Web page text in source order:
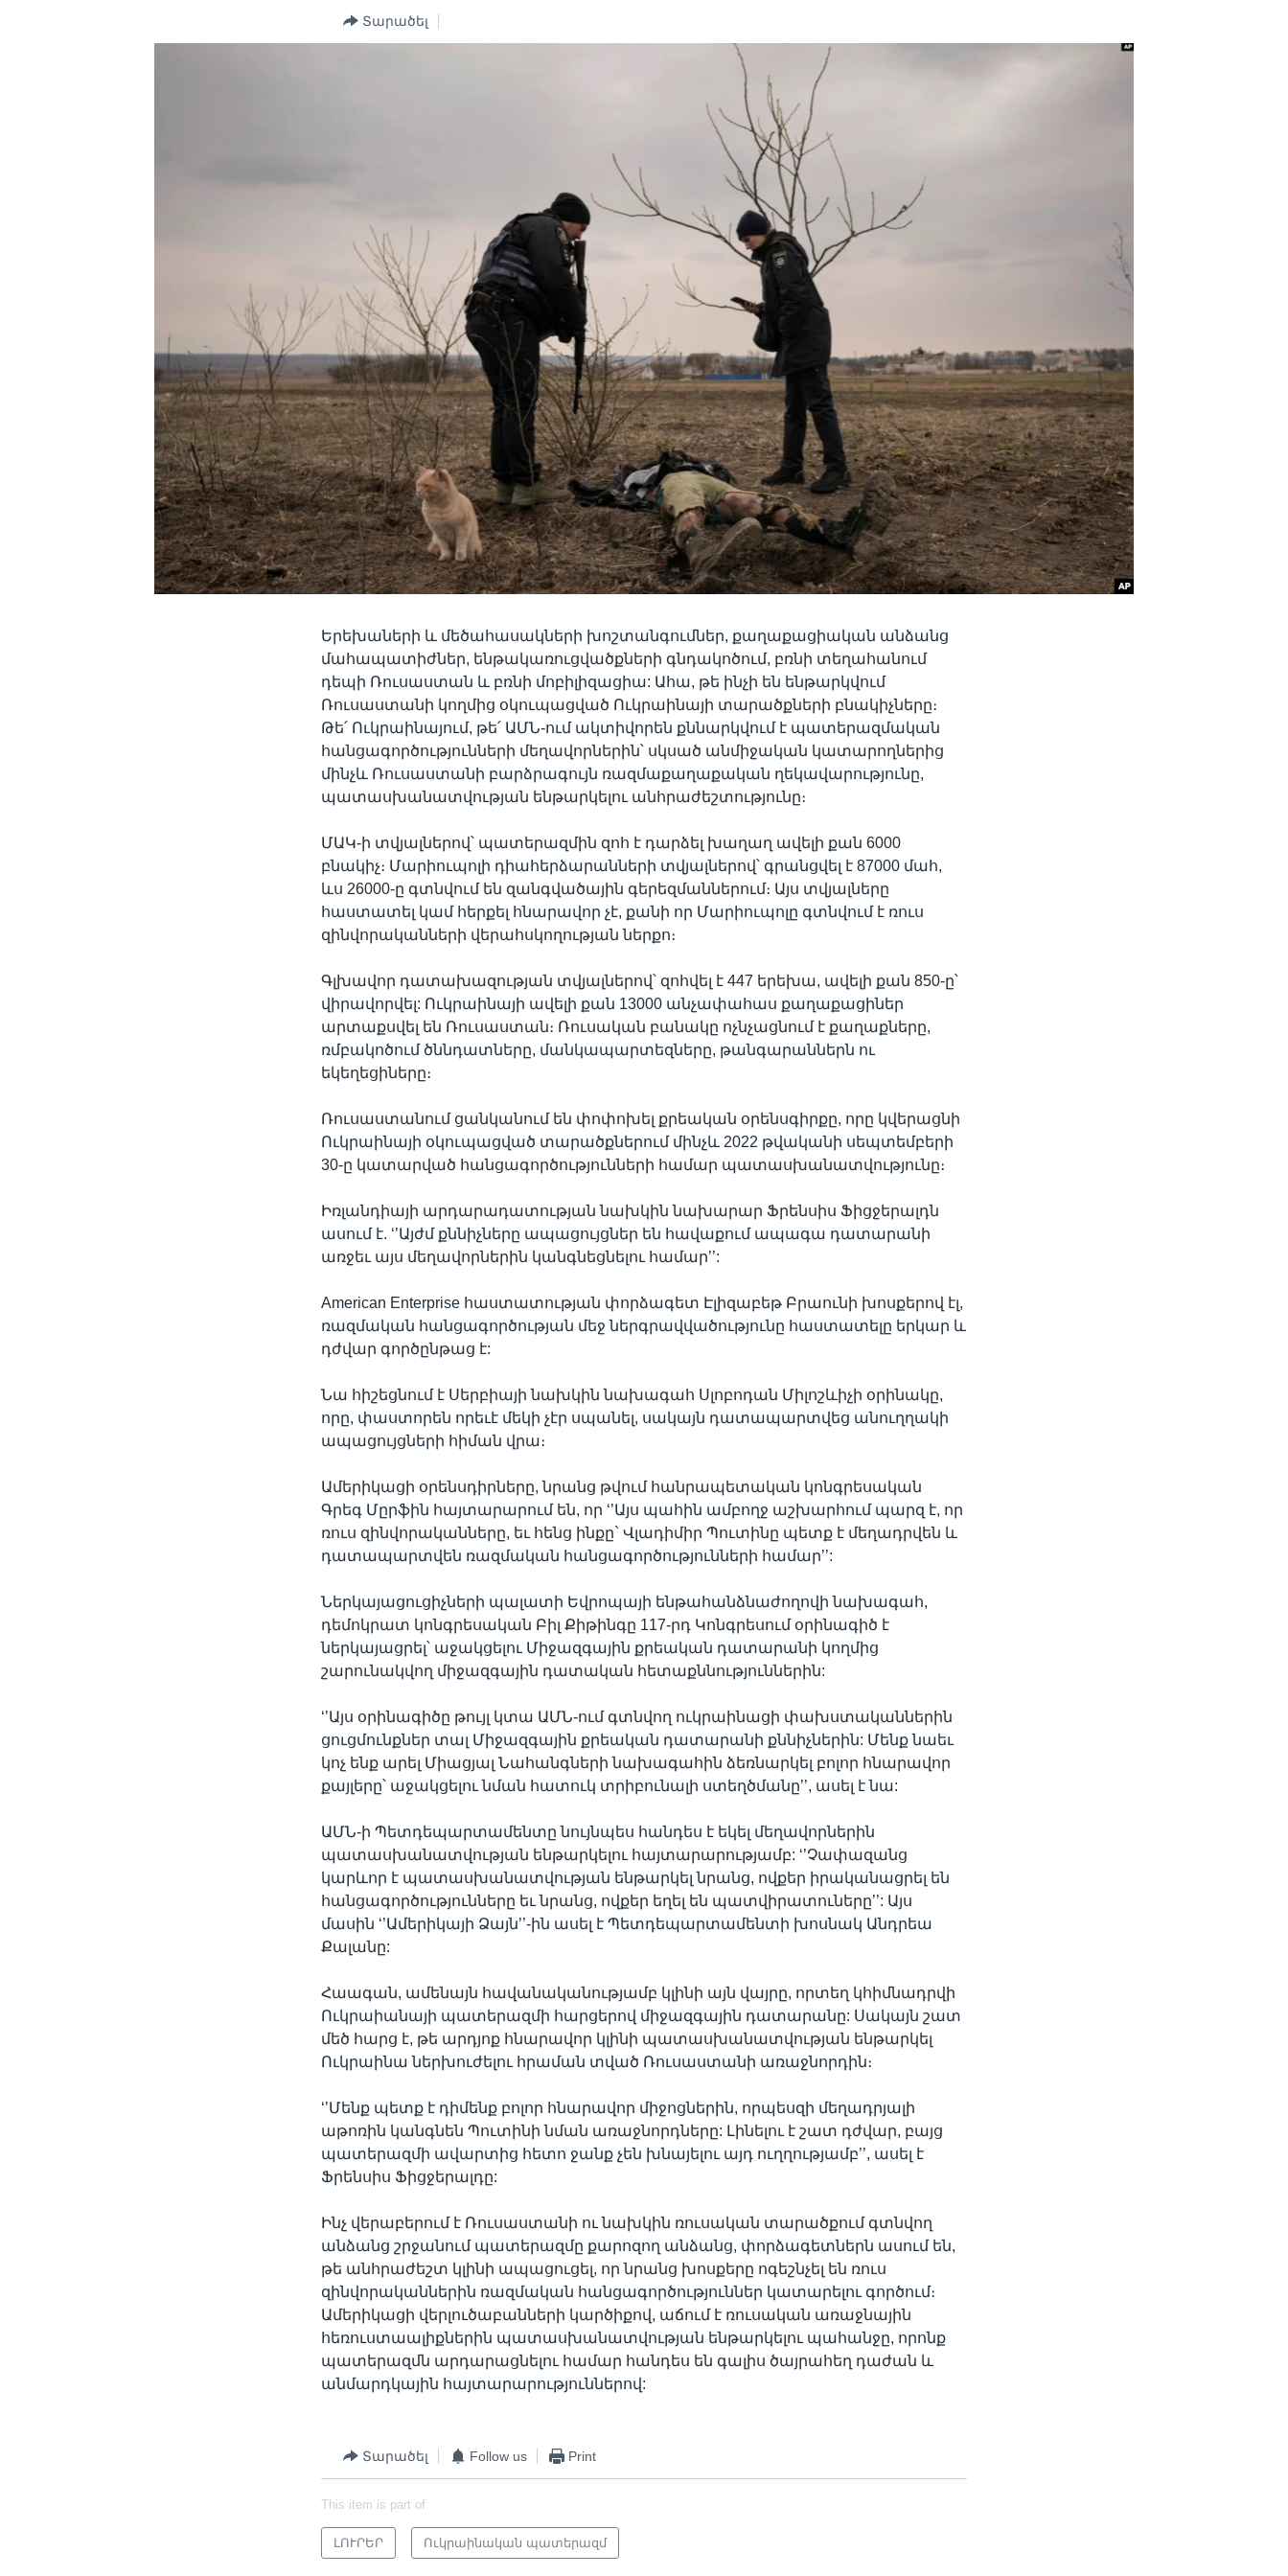
Տարածել
Երեխաների և մեծահասակների խոշտանգումներ, քաղաքացիական անձանց
մահապատիժներ, ենթակառուցվածքների գնդակոծում, բռնի տեղահանում
դեպի Ռուսաստան և բռնի մոբիլիզացիա: Ահա, թե ինչի են ենթարկվում
Ռուսաստանի կողմից օկուպացված Ուկրաինայի տարածքների բնակիչները։
Թե՛ Ուկրաինայում, թե՛ ԱՄՆ-ում ակտիվորեն քննարկվում է պատերազմական
հանցագործությունների մեղավորներին՝ սկսած անմիջական կատարողներից
մինչև Ռուսաստանի բարձրագույն ռազմաքաղաքական ղեկավարությունը,
պատասխանատվության ենթարկելու անհրաժեշտությունը։
ՄԱԿ-ի տվյալներով՝ պատերազմին զոհ է դարձել խաղաղ ավելի քան 6000
բնակիչ։ Մարիուպոլի դիահերձարանների տվյալներով՝ գրանցվել է 87000 մահ,
ևս 26000-ը գտնվում են զանգվածային գերեզմաններում։ Այս տվյալները
հաստատել կամ հերքել հնարավոր չէ, քանի որ Մարիուպոլը գտնվում է ռուս
զինվորականների վերահսկողության ներքո։
Գլխավոր դատախազության տվյալներով՝ զոհվել է 447 երեխա, ավելի քան 850-ը՝
վիրավորվել: Ուկրաինայի ավելի քան 13000 անչափահաս քաղաքացիներ
արտաքսվել են Ռուսաստան։ Ռուսական բանակը ոչնչացնում է քաղաքները,
ռմբակոծում ծննդատները, մանկապարտեզները, թանգարաններն ու
եկեղեցիները։
Ռուսաստանում ցանկանում են փոփոխել քրեական օրենսգիրքը, որը կվերացնի
Ուկրաինայի օկուպացված տարածքներում մինչև 2022 թվականի սեպտեմբերի
30-ը կատարված հանցագործությունների համար պատասխանատվությունը։
Իռլանդիայի արդարադատության նախկին նախարար Ֆրենսիս Ֆիցջերալդն
ասում է. ‘’Այժմ քննիչները ապացույցներ են հավաքում ապագա դատարանի
առջեւ այս մեղավորներին կանգնեցնելու համար’’:
American Enterprise հաստատության փորձագետ Էլիզաբեթ Բրաունի խոսքերով էլ,
ռազմական հանցագործության մեջ ներգրավվածությունը հաստատելը երկար և
դժվար գործընթաց է:
Նա հիշեցնում է Սերբիայի նախկին նախագահ Սլոբոդան Միլոշևիչի օրինակը,
որը, փաստորեն որեւէ մեկի չէր սպանել, սակայն դատապարտվեց անուղղակի
ապացույցների հիման վրա։
Ամերիկացի օրենսդիրները, նրանց թվում հանրապետական կոնգրեսական
Գրեգ Մըրֆին հայտարարում են, որ ‘’Այս պահին ամբողջ աշխարհում պարզ է, որ
ռուս զինվորականները, եւ հենց ինքը` Վլադիմիր Պուտինը պետք է մեղադրվեն և
դատապարտվեն ռազմական հանցագործությունների համար’’:
Ներկայացուցիչների պալատի Եվրոպայի ենթահանձնաժողովի նախագահ,
դեմոկրատ կոնգրեսական Բիլ Քիթինգը 117-րդ Կոնգրեսում օրինագիծ է
ներկայացրել՝ աջակցելու Միջազգային քրեական դատարանի կողմից
շարունակվող միջազգային դատական հետաքննություններին:
‘’Այս օրինագիծը թույլ կտա ԱՄՆ-ում գտնվող ուկրաինացի փախստականներին
ցուցմունքներ տալ Միջազգային քրեական դատարանի քննիչներին: Մենք նաեւ
կոչ ենք արել Միացյալ Նահանգների նախագահին ձեռնարկել բոլոր հնարավոր
քայլերը՝ աջակցելու նման հատուկ տրիբունալի ստեղծմանը’’, ասել է նա:
ԱՄՆ-ի Պետդեպարտամենտը նույնպես հանդես է եկել մեղավորներին
պատասխանատվության ենթարկելու հայտարարությամբ: ‘’Չափազանց
կարևոր է պատասխանատվության ենթարկել նրանց, ովքեր իրականացրել են
հանցագործությունները եւ նրանց, ովքեր եղել են պատվիրատուները’’: Այս
մասին ‘’Ամերիկայի Ձայն’’-ին ասել է Պետդեպարտամենտի խոսնակ Անդրեա
Քալանը:
Հաագան, ամենայն հավանականությամբ կլինի այն վայրը, որտեղ կհիմնադրվի
Ուկրաիանայի պատերազմի հարցերով միջազգային դատարանը: Սակայն շատ
մեծ հարց է, թե արդյոք հնարավոր կլինի պատասխանատվության ենթարկել
Ուկրաինա ներխուժելու հրաման տված Ռուսաստանի առաջնորդին։
‘’Մենք պետք է դիմենք բոլոր հնարավոր միջոցներին, որպեսզի մեղադրյալի
աթոռին կանգնեն Պուտինի նման առաջնորդները: Լինելու է շատ դժվար, բայց
պատերազմի ավարտից հետո ջանք չեն խնայելու այդ ուղղությամբ’’, ասել է
Ֆրենսիս Ֆիցջերալդը:
Ինչ վերաբերում է Ռուսաստանի ու նախկին ռուսական տարածքում գտնվող
անձանց շրջանում պատերազմը քարոզող անձանց, փորձագետներն ասում են,
թե անհրաժեշտ կլինի ապացուցել, որ նրանց խոսքերը ոգեշնչել են ռուս
զինվորականներին ռազմական հանցագործություններ կատարելու գործում։
Ամերիկացի վերլուծաբանների կարծիքով, աճում է ռուսական առաջնային
հեռուստաալիքներին պատասխանատվության ենթարկելու պահանջը, որոնք
պատերազմն արդարացնելու համար հանդես են գալիս ծայրահեղ դաժան և
անմարդկային հայտարարություններով:
Տարածել Follow us Print
This item is part of
ԼՈՒՐԵՐ Ուկրաինական պատերազմ